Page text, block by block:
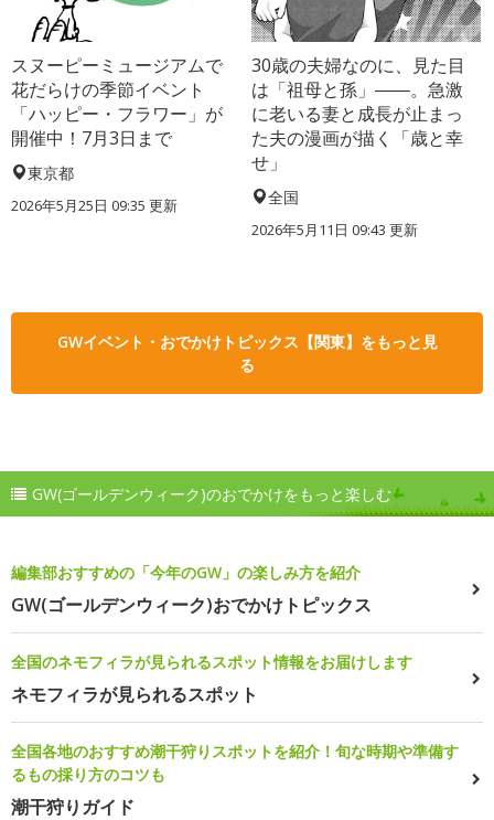
スヌーピーミュージアムで
花だらけの季節イベント
「ハッピー・フラワー」が
開催中！7月3日まで
東京都
2026年5月25日 09:35 更新
30歳の夫婦なのに、見た目
は「祖母と孫」――。急激
に老いる妻と成長が止まっ
た夫の漫画が描く「歳と幸
せ」
全国
2026年5月11日 09:43 更新
GWイベント・おでかけトピックス【関東】をもっと見
る
GW(ゴールデンウィーク)のおでかけをもっと楽しむ
編集部おすすめの「今年のGW」の楽しみ方を紹介
GW(ゴールデンウィーク)おでかけトピックス
全国のネモフィラが見られるスポット情報をお届けします
ネモフィラが見られるスポット
全国各地のおすすめ潮干狩りスポットを紹介！旬な時期や準備す
るもの採り方のコツも
潮干狩りガイド